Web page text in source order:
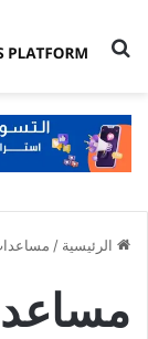
بحث عن
الرئيسية /